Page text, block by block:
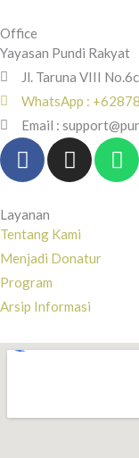
Office
Yayasan Pundi Rakyat
Jl. Taruna VIII
WhatsApp :
Email :
F
a
e
b
o
o
k
f
I
n
a
g
a
W
h
Layanan
Tentang Kami
Menjadi Donatur
Program
Arsip Informasi